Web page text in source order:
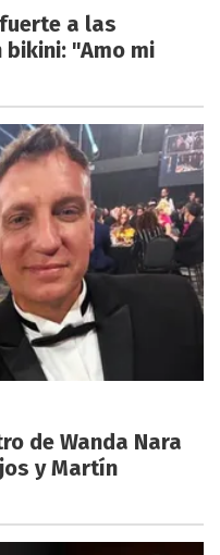
a las
"Amo mi
de Wanda Nara
y Martín